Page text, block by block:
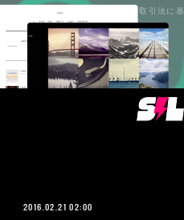
2016.02.21 02:00
プライバシーポリシー 特定商取引法に